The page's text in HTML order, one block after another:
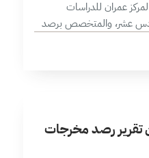
عمران للدراسات
عشر، والمتخصص برصد
والعالمية للنصف الأول
تقرير رصد مخرجات